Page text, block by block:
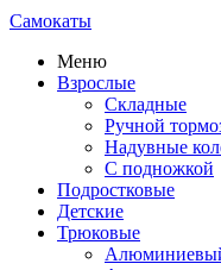
Самокаты
Меню
Взрослые
Складные
Ручной
Надувные
С подножкой
Подростковые
Детские
Трюковые